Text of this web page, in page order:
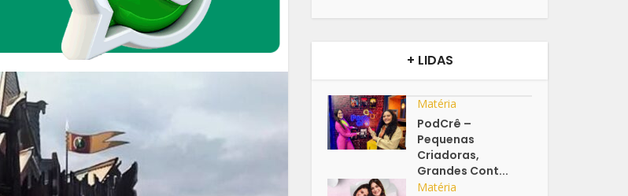
+ LIDAS
Matéria
PodCrê –
Pequenas
Criadoras,
Grandes Cont...
Matéria